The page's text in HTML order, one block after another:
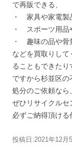
で再販できる、
・ 家具や家電製
・ スポーツ用品
・ 趣味の品や骨
などを買取りして
ることもできたり
ですから杉並区
処分のご依頼なら、
ぜひリサイクルセ
必ずご納得頂ける
投稿日:2021年12月